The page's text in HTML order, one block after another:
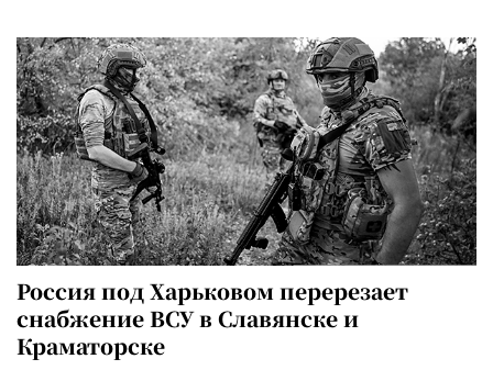
Россия под Харьковом перерезает
снабжение ВСУ в Славянске и
Краматорске